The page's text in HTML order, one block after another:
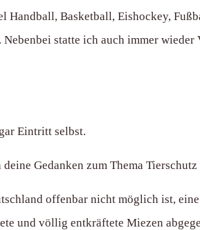
Basketball, Eishockey,
statte ich auch immer
Eintritt selbst.
Gedanken zum Thema
offenbar nicht möglich ist,
und völlig entkräftete Miezen